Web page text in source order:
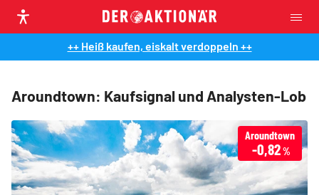
++ Heiß kaufen, eiskalt verdoppeln ++
Aroundtown: Kaufsignal und Analysten-Lob
Aroundtown
-0,82%